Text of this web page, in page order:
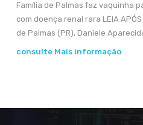
Família de Palmas faz vaquinha
com doença renal rara LEIA
de Palmas (PR), Daniele
consulte Mais informação